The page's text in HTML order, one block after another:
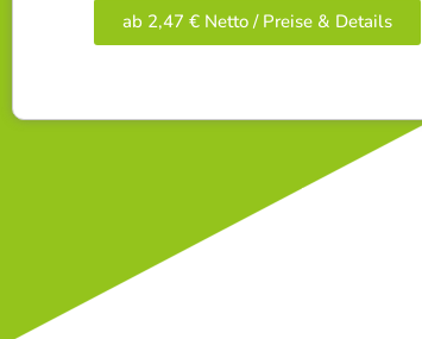
ab 2,47 € Netto / Preise & Details